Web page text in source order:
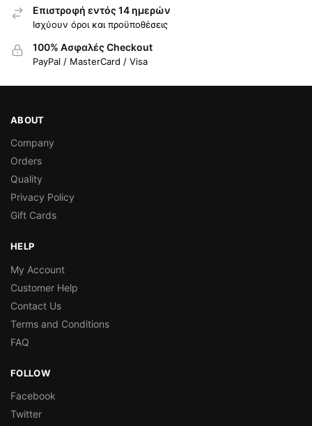
Επιστροφή εντός 14 ημερών
Ισχύουν όροι και προϋποθέσεις
100% Ασφαλές Checkout
PayPal / MasterCard / Visa
ABOUT
Company
Orders
Quality
Privacy Policy
Gift Cards
HELP
My Account
Customer Help
Contact Us
Terms and Conditions
FAQ
FOLLOW
Facebook
Twitter